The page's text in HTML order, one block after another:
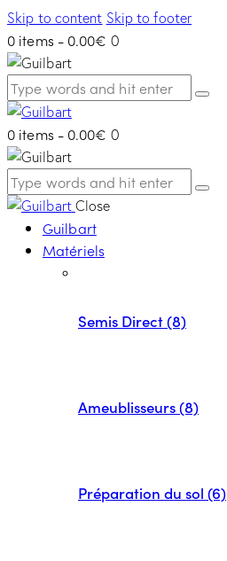
Skip to content Skip to footer
0 items - 0.00€ 0
0 items - 0.00€ 0
Close
Guilbart
Matériels
Semis Direct (8)
Ameublisseurs (8)
Préparation du sol (6)